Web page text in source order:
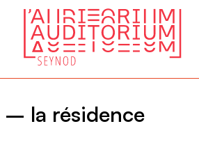
– la résidence